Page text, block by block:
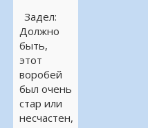
Задел:
Должно
быть,
этот
воробей
был очень
стар или
несчастен,